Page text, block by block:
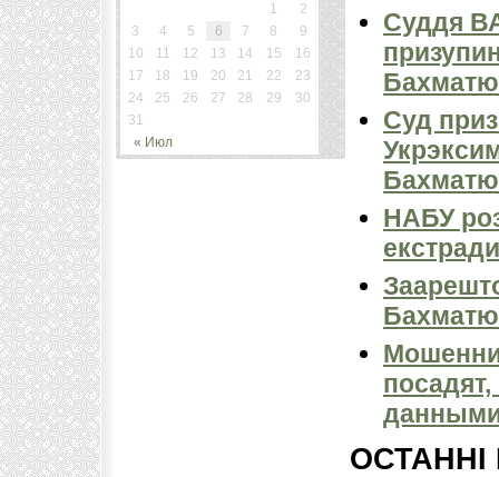
« Июл
1
2
3
4 5 6 7 8
9
10
11 12 13 14 15
16
17
18 19 20 21 22
23
24
25 26 27 28 29
30
31
Суддя
Суд
НАБУ
ОСТАННІ